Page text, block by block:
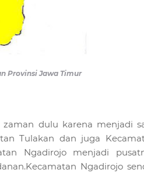
Provinsi Jawa Timur
dulu karena menjadi
Tulakan dan juga
Ngadirojo menjadi
Ngadirojo